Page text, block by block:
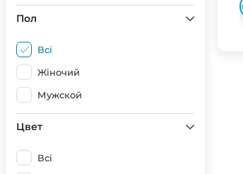
Пол
Всі
Жіночий
Мужской
Цвет
Всі